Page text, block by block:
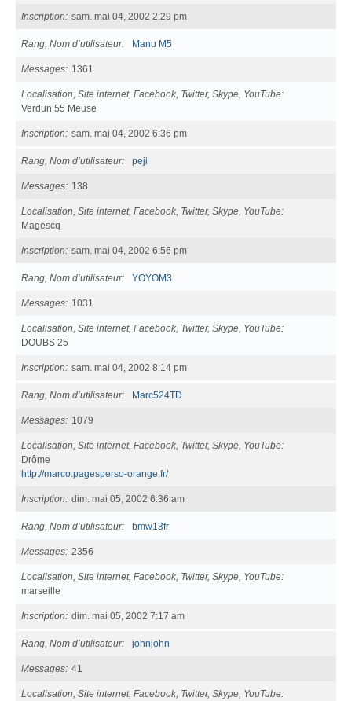
Inscription sam. mai 04, 2002 2:29 pm
Rang, Nom d’utilisateur Manu M5
Messages 1361
Localisation, Site internet, Facebook, Twitter, Skype, YouTube
Verdun 55 Meuse
Inscription sam. mai 04, 2002 6:36 pm
Rang, Nom d’utilisateur peji
Messages 138
Localisation, Site internet, Facebook, Twitter, Skype, YouTube
Magescq
Inscription sam. mai 04, 2002 6:56 pm
Rang, Nom d’utilisateur YOYOM3
Messages 1031
Localisation, Site internet, Facebook, Twitter, Skype, YouTube
DOUBS 25
Inscription sam. mai 04, 2002 8:14 pm
Rang, Nom d’utilisateur Marc524TD
Messages 1079
Localisation, Site internet, Facebook, Twitter, Skype, YouTube
Drôme
http://marco.pagesperso-orange.fr/
Inscription dim. mai 05, 2002 6:36 am
Rang, Nom d’utilisateur bmw13fr
Messages 2356
Localisation, Site internet, Facebook, Twitter, Skype, YouTube
marseille
Inscription dim. mai 05, 2002 7:17 am
Rang, Nom d’utilisateur johnjohn
Messages 41
Localisation, Site internet, Facebook, Twitter, Skype, YouTube